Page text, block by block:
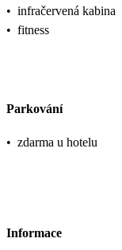
• infračervená kabina
• fitness
Parkování
• zdarma u hotelu
Informace